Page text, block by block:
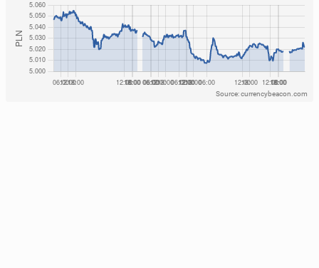
Source: currencybeacon.com